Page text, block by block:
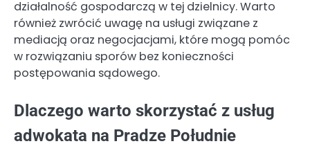
działalność gospodarczą w tej dzielnicy. Warto
również zwrócić uwagę na usługi związane z
mediacją oraz negocjacjami, które mogą pomóc
w rozwiązaniu sporów bez konieczności
postępowania sądowego.
Dlaczego warto skorzystać z usług
adwokata na Pradze Południe